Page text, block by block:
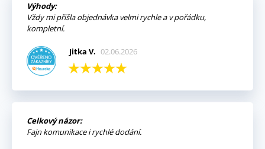
Výhody:
Vždy mi přišla objednávka velmi rychle a v pořádku,
kompletní.
Jitka V. 02.06.2026
Celkový názor:
Fajn komunikace i rychlé dodání.